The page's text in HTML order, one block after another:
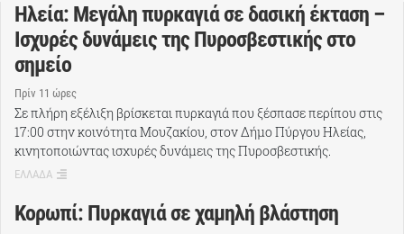
Ηλεία: Μεγάλη πυρκαγιά σε δασική έκταση –
Ισχυρές δυνάμεις της Πυροσβεστικής στο
σημείο
Πρίν 11 ώρες
Σε πλήρη εξέλιξη βρίσκεται πυρκαγιά που ξέσπασε περίπου στις
17:00 στην κοινότητα Μουζακίου, στον Δήμο Πύργου Ηλείας,
κινητοποιώντας ισχυρές δυνάμεις της Πυροσβεστικής.
ΕΛΛΑΔΑ
Κορωπί: Πυρκαγιά σε χαμηλή βλάστηση